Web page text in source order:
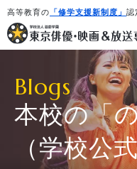
高等教育の 「修学支援新制度」 認
Blogs
本校の「
（学校公